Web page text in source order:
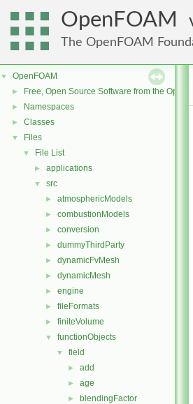
OpenFOAM
The OpenFOAM
▼ OpenFOAM
► Free, Open Source Software from the
► Namespaces
► Classes
▼ Files
▼ File List
► applications
▼ src
► atmosphericModels
► combustionModels
► conversion
► dummyThirdParty
► dynamicFvMesh
► dynamicMesh
► engine
► fileFormats
► finiteVolume
▼ functionObjects
▼ field
► add
► age
► blendingFactor